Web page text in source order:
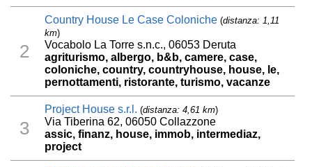
2
Country House Le Case Coloniche (distanza: 1,11
km)
Vocabolo La Torre s.n.c., 06053 Deruta
agriturismo, albergo, b&b, camere, case,
coloniche, country, countryhouse, house, le,
pernottamenti, ristorante, turismo, vacanze
3
Project House s.r.l. (distanza: 4,61 km)
Via Tiberina 62, 06050 Collazzone
assic, finanz, house, immob, intermediaz,
project